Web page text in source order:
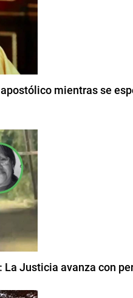
mientras se
Justicia avanza con